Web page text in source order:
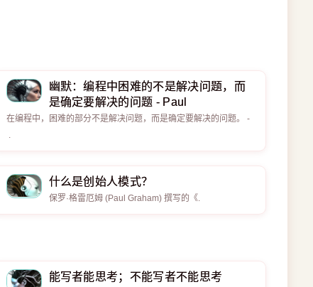
幽默：编程中困难的不是解决问题，而
是确定要解决的问题 - Paul
在编程中，困难的部分不是解决问题，而是确定要解决的问题。 -
什么是创始人模式？
保罗·格雷厄姆 (Paul Graham) 撰写的《.
能写者能思考；不能写者不能思考